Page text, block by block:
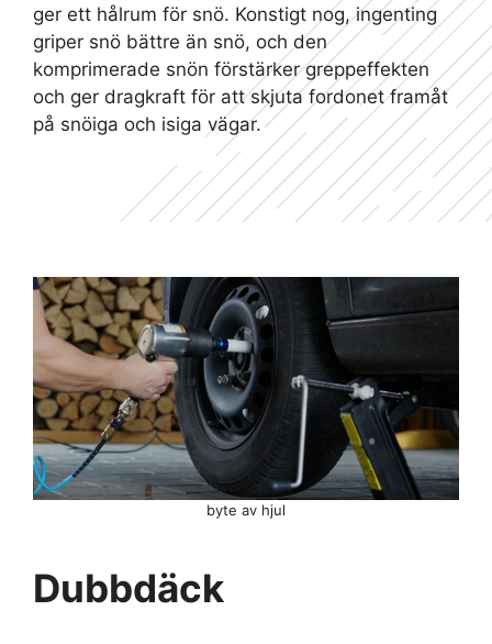
ger ett hålrum för snö. Konstigt nog, ingenting
griper snö bättre än snö, och den
komprimerade snön förstärker greppeffekten
och ger dragkraft för att skjuta fordonet framåt
på snöiga och isiga vägar.
byte av hjul
Dubbdäck